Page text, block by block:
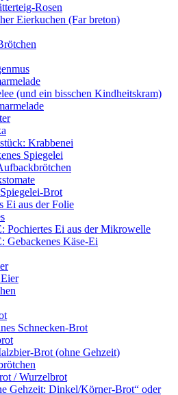
Rosen
Eierkuchen (Far breton)
(und ein bisschen Kindheitskram)
Krabbenei
Spiegelei
Brot
Ei aus der Folie
Pochiertes Ei aus der Mikrowelle
Gebackenes Käse-Ei
Schnecken-Brot
Brot (ohne Gehzeit)
/ Wurzelbrot
Gehzeit: Dinkel/Körner-Brot“ oder